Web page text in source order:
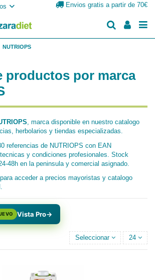
Envios gratis a partir de 70€
NUTRIOPS
productos por marca
, marca disponible en nuestro catalogo
herbolarios y tiendas especializadas.
referencias de NUTRIOPS con EAN
y condiciones profesionales. Stock
48h en la peninsula y comercial asignado.
acceder a precios mayoristas y catalogo
Vista Pro→
Seleccionar 24